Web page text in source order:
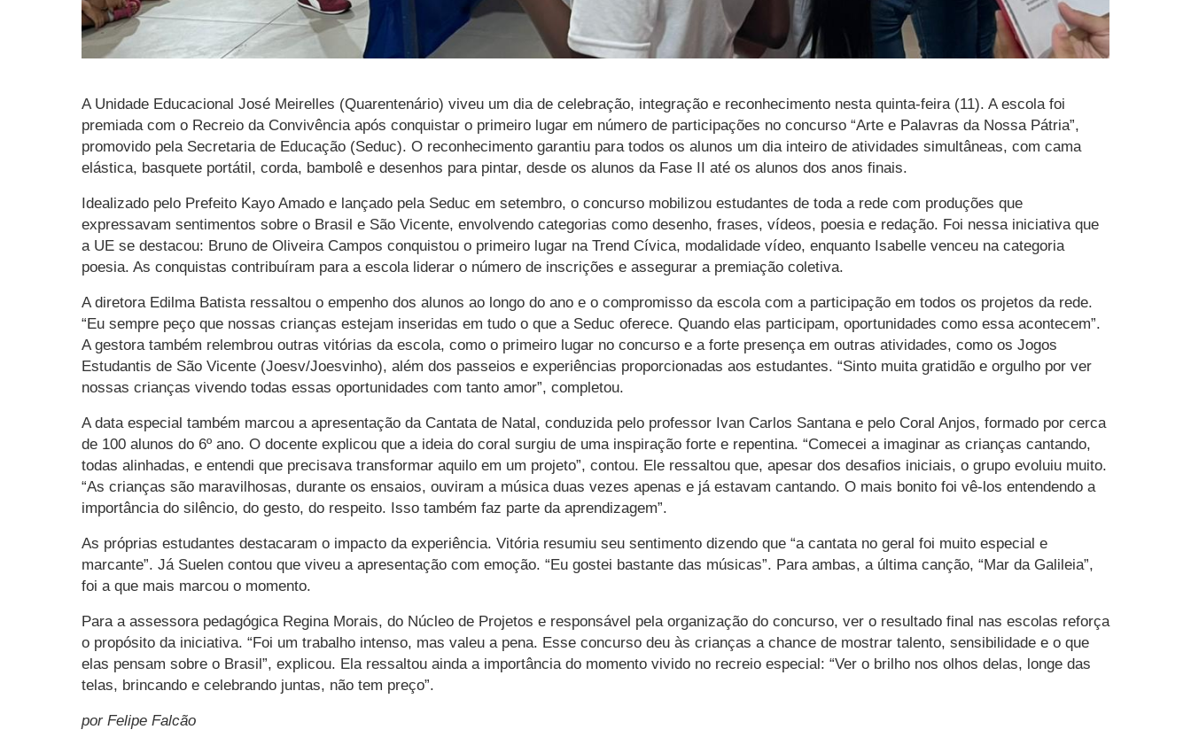
A Unidade Educacional José Meirelles (Quarentenário) viveu um dia de celebração, integração e reconhecimento nesta quinta-feira (11). A escola foi
premiada com o Recreio da Convivência após conquistar o primeiro lugar em número de participações no concurso “Arte e Palavras da Nossa Pátria”,
promovido pela Secretaria de Educação (Seduc). O reconhecimento garantiu para todos os alunos um dia inteiro de atividades simultâneas, com cama
elástica, basquete portátil, corda, bambolê e desenhos para pintar, desde os alunos da Fase II até os alunos dos anos finais.
Idealizado pelo Prefeito Kayo Amado e lançado pela Seduc em setembro, o concurso mobilizou estudantes de toda a rede com produções que
expressavam sentimentos sobre o Brasil e São Vicente, envolvendo categorias como desenho, frases, vídeos, poesia e redação. Foi nessa iniciativa que
a UE se destacou: Bruno de Oliveira Campos conquistou o primeiro lugar na Trend Cívica, modalidade vídeo, enquanto Isabelle venceu na categoria
poesia. As conquistas contribuíram para a escola liderar o número de inscrições e assegurar a premiação coletiva.
A diretora Edilma Batista ressaltou o empenho dos alunos ao longo do ano e o compromisso da escola com a participação em todos os projetos da rede.
“Eu sempre peço que nossas crianças estejam inseridas em tudo o que a Seduc oferece. Quando elas participam, oportunidades como essa acontecem”.
A gestora também relembrou outras vitórias da escola, como o primeiro lugar no concurso e a forte presença em outras atividades, como os Jogos
Estudantis de São Vicente (Joesv/Joesvinho), além dos passeios e experiências proporcionadas aos estudantes. “Sinto muita gratidão e orgulho por ver
nossas crianças vivendo todas essas oportunidades com tanto amor”, completou.
A data especial também marcou a apresentação da Cantata de Natal, conduzida pelo professor Ivan Carlos Santana e pelo Coral Anjos, formado por cerca
de 100 alunos do 6º ano. O docente explicou que a ideia do coral surgiu de uma inspiração forte e repentina. “Comecei a imaginar as crianças cantando,
todas alinhadas, e entendi que precisava transformar aquilo em um projeto”, contou. Ele ressaltou que, apesar dos desafios iniciais, o grupo evoluiu muito.
“As crianças são maravilhosas, durante os ensaios, ouviram a música duas vezes apenas e já estavam cantando. O mais bonito foi vê-los entendendo a
importância do silêncio, do gesto, do respeito. Isso também faz parte da aprendizagem”.
As próprias estudantes destacaram o impacto da experiência. Vitória resumiu seu sentimento dizendo que “a cantata no geral foi muito especial e
marcante”. Já Suelen contou que viveu a apresentação com emoção. “Eu gostei bastante das músicas”. Para ambas, a última canção, “Mar da Galileia”,
foi a que mais marcou o momento.
Para a assessora pedagógica Regina Morais, do Núcleo de Projetos e responsável pela organização do concurso, ver o resultado final nas escolas reforça
o propósito da iniciativa. “Foi um trabalho intenso, mas valeu a pena. Esse concurso deu às crianças a chance de mostrar talento, sensibilidade e o que
elas pensam sobre o Brasil”, explicou. Ela ressaltou ainda a importância do momento vivido no recreio especial: “Ver o brilho nos olhos delas, longe das
telas, brincando e celebrando juntas, não tem preço”.
por Felipe Falcão